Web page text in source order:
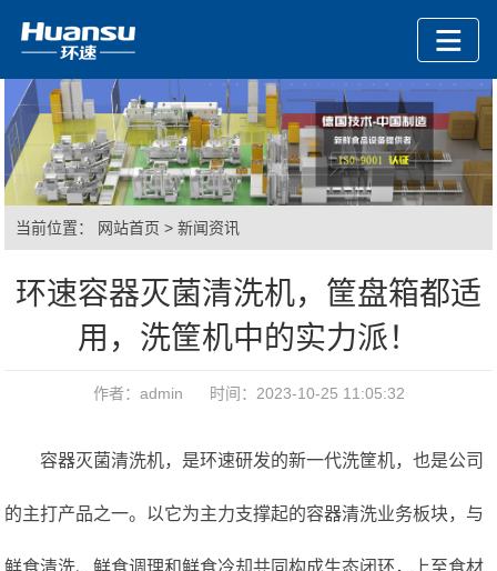
当前位置： 网站首页 >新闻资讯
环速容器灭菌清洗机，筐盘箱都适
用，洗筐机中的实力派！
作者：admin 时间：2023-10-25 11:05:32
容器灭菌清洗机，是环速研发的新一代洗筐机，也是公司
的主打产品之一。 以它为主力支撑起的容器清洗业务板块， 与